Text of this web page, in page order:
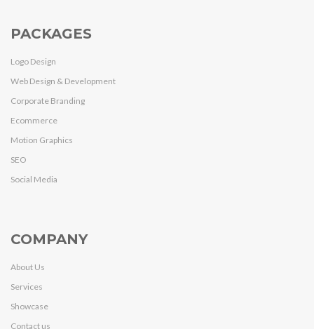
PACKAGES
Logo Design
Web Design & Development
Corporate Branding
Ecommerce
Motion Graphics
SEO
Social Media
COMPANY
About Us
Services
Showcase
Contact us